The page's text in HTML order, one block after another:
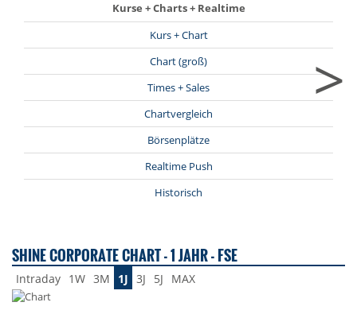
Kurse + Charts + Realtime
Kurs + Chart
Chart (groß)
Times + Sales
Chartvergleich
Börsenplätze
Realtime Push
Historisch
>
SHINE CORPORATE CHART - 1 JAHR - FSE
Intraday 1W 3M 1J 3J 5J MAX